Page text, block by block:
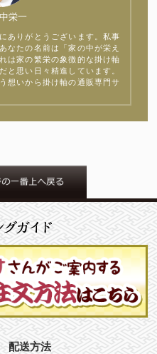
栄一
ありがとうございます。私事
なたの名前は「家の中が栄え
は家の繁栄の象徴的な掛け軸
と思い日々精進しています。
想いから掛け軸の通販専門サ
配送方法